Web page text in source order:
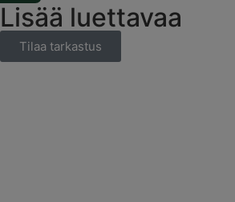
Lisää luettavaa
Tilaa tarkastus